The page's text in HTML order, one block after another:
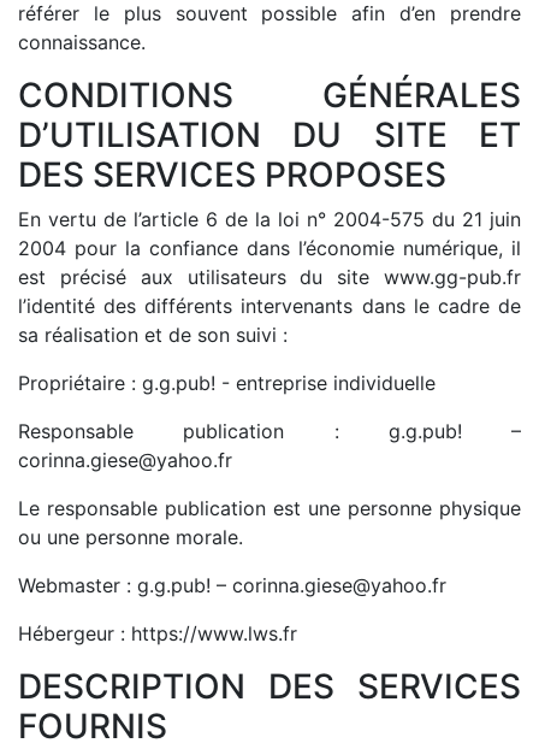
référer le plus souvent possible afin d’en prendre
connaissance.
CONDITIONS GÉNÉRALES
D’UTILISATION DU SITE ET
DES SERVICES PROPOSES
En vertu de l’article 6 de la loi n° 2004-575 du 21 juin
2004 pour la confiance dans l’économie numérique, il
est précisé aux utilisateurs du site www.gg-pub.fr
l’identité des différents intervenants dans le cadre de
sa réalisation et de son suivi :
Propriétaire : g.g.pub! - entreprise individuelle
Responsable publication : g.g.pub! –
corinna.giese@yahoo.fr
Le responsable publication est une personne physique
ou une personne morale.
Webmaster : g.g.pub! – corinna.giese@yahoo.fr
Hébergeur : https://www.lws.fr
DESCRIPTION DES SERVICES
FOURNIS